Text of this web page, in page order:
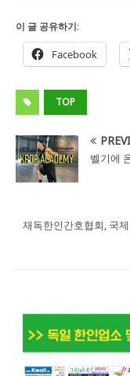
이 글 공유하기:
Facebook
TOP
벨기에
재독한인간호협회, 국